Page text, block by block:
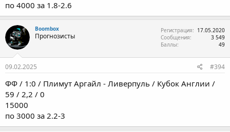
по 4000 за 1.8-2.6
Boombox
Прогнозисты
Регистрация
17.05.2020
Сообщения
3 549
Баллы
49
09.02.2025 #394
ФФ / 1:0 / Плимут Аргайл - Ливерпуль / Кубок Англии /
59 / 2,2 / 0
15000
по 3000 за 2.2-3